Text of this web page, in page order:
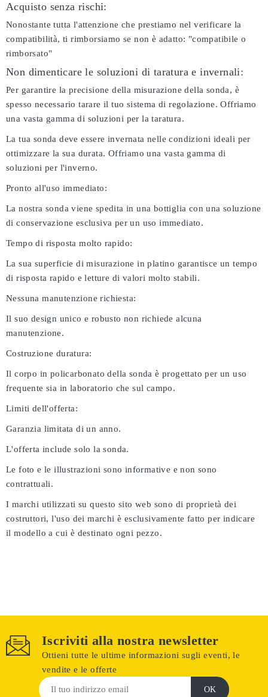
Acquisto senza rischi:
Nonostante tutta l'attenzione che prestiamo nel verificare la
compatibilità, ti rimborsiamo se non è adatto: "compatibile o
rimborsato"
Non dimenticare le soluzioni di taratura e invernali:
Per garantire la precisione della misurazione della sonda, è
spesso necessario tarare il tuo sistema di regolazione. Offriamo
una vasta gamma di soluzioni per la taratura.
La tua sonda deve essere invernata nelle condizioni ideali per
ottimizzare la sua durata. Offriamo una vasta gamma di
soluzioni per l'inverno.
Pronto all'uso immediato:
La nostra sonda viene spedita in una bottiglia con una soluzione
di conservazione esclusiva per un uso immediato.
Tempo di risposta molto rapido:
La sua superficie di misurazione in platino garantisce un tempo
di risposta rapido e letture di valori molto stabili.
Nessuna manutenzione richiesta:
Il suo design unico e robusto non richiede alcuna
manutenzione.
Costruzione duratura:
Il corpo in policarbonato della sonda è progettato per un uso
frequente sia in laboratorio che sul campo.
Limiti dell'offerta:
Garanzia limitata di un anno.
L'offerta include solo la sonda.
Le foto e le illustrazioni sono informative e non sono
contrattuali.
I marchi utilizzati su questo sito web sono di proprietà dei
costruttori, l'uso dei marchi è esclusivamente fatto per indicare
il modello a cui è destinato ogni pezzo.
Iscriviti alla nostra newsletter
Ottieni tutte le ultime informazioni sugli eventi, le
vendite e le offerte